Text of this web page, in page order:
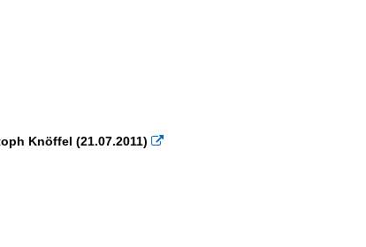
Knöffel (21.07.2011) 